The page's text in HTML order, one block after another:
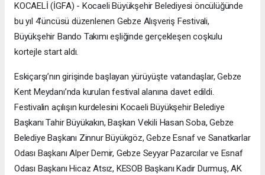
KOCAELİ (İGFA) - Kocaeli Büyükşehir Belediyesi öncülüğünde
bu yıl 4’üncüsü düzenlenen Gebze Alışveriş Festivali,
Büyükşehir Bando Takımı eşliğinde gerçekleşen coşkulu
kortejle start aldı.
Eskiçarşı’nın girişinde başlayan yürüyüşte vatandaşlar, Gebze
Kent Meydanı’nda kurulan festival alanına davet edildi.
Festivalin açılışın kurdelesini Kocaeli Büyükşehir Belediye
Başkanı Tahir Büyükakın, Başkan Vekili Hasan Soba, Gebze
Belediye Başkanı Zinnur Büyükgöz, Gebze Esnaf ve Sanatkarlar
Odası Başkanı Alper Demir, Gebze Seyyar Pazarcılar ve Esnaf
Odası Başkanı Hicaz Atsız, KESOB Başkanı Kadir Durmuş, AK